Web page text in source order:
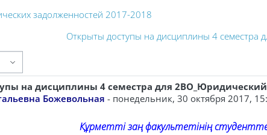
задолженностей 2017-2018
Открыты доступы на дисциплины 4
на дисциплины 4 семестра для 2ВО_Юридический
Божевольная - понедельник, 30 октября 2017,
0
Құрметті заң факультетінің